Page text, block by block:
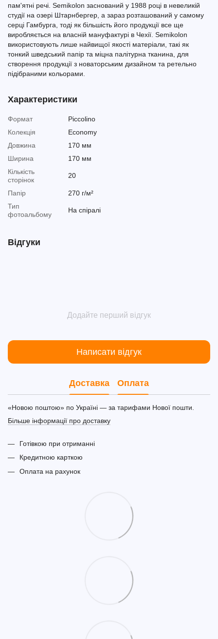
пам'ятні речі. Semikolon заснований у 1988 році в невеликій
студії на озері Штарнбергер, а зараз розташований у самому
серці Гамбурга, тоді як більшість його продукції все ще
виробляється на власній мануфактурі в Чехії. Semikolon
використовують лише найвищої якості матеріали, такі як
тонкий шведський папір та міцна палітурна тканина, для
створення продукції з новаторським дизайном та ретельно
підібраними кольорами.
Характеристики
Формат
Piccolino
Колекція
Economy
Довжина
170 мм
Ширина
170 мм
Кількість
сторінок
20
Папір
270 г/м²
Тип
фотоальбому
На спіралі
Відгуки
Додайте перший відгук
Написати відгук
Доставка Оплата
«Новою поштою» по Україні — за тарифами Нової пошти.
Більше інформації про доставку
Готівкою при отриманні
Кредитною карткою
Оплата на рахунок